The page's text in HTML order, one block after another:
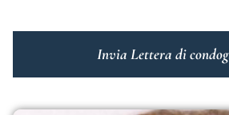
Invia Lettera di